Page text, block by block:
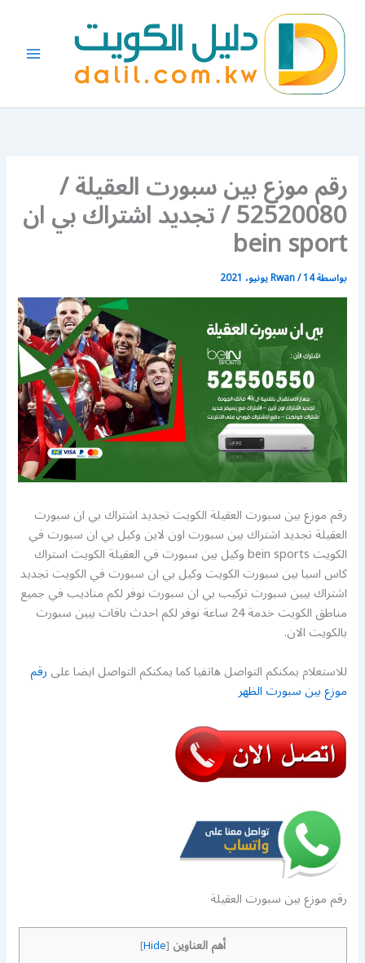
المحتوى
رقم موزع بين سبورت العقيلة /
52520080 / تجديد اشتراك بي ان
bein sport
بواسطة Rwan/14 يونيو، 2021
رقم موزع بين سبورت العقيلة الكويت تجديد اشتراك بي ان سبورت
العقيلة تجديد اشتراك بين سبورت اون لاين وكيل بي ان سبورت في
الكويت bein sports وكيل بين سبورت في العقيلة الكويت استراك
كاس اسيا بين سبورت الكويت وكيل بي ان سبورت في الكويت تجديد
اشتراك بيين سبورت تركيب بي ان سبورت نوفر لكم مناديب في جميع
مناطق الكويت خدمة 24 ساعة نوفر لكم احدث باقات بيين سبورت
بالكويت الان.
للاستعلام يمكنكم التواصل هاتفيا كما يمكنكم التواصل ايضا علىرقم
موزع بين سبورت الظهر
رقم موزع بين سبورت العقيلة
أهم العناوين [
Hide
]